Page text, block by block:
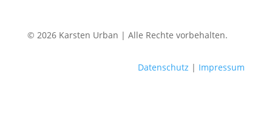
© 2026 Karsten Urban | Alle Rechte vorbehalten.
Datenschutz | Impressum